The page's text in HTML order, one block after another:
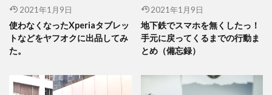
2021年1月9日
使わなくなったXperiaタブレッ
トなどをヤフオクに出品してみ
た。
2021年1月9日
地下鉄でスマホを無くしたっ！
手元に戻ってくるまでの行動ま
とめ（備忘録）